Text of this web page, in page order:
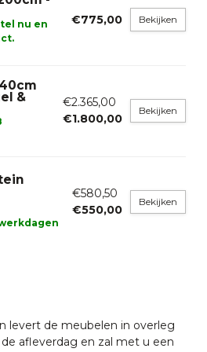
nu en
€775,00 Bekijken
&
€2.365,00
€1.800,00
Bekijken
€580,50
€550,00
Bekijken
levert de meubelen in overleg
afleverdag en zal met u een